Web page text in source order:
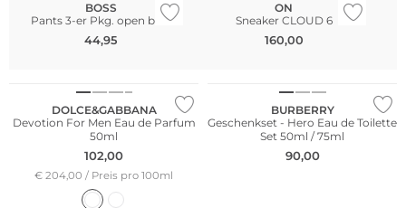
BOSS
Pants 3-er Pkg. open blue
44,95
ON
Sneaker CLOUD 6
160,00
DOLCE&GABBANA
Devotion For Men Eau de Parfum
50ml
102,00
€ 204,00 / Preis pro 100ml
BURBERRY
Geschenkset - Hero Eau de Toilette
Set 50ml / 75ml
90,00